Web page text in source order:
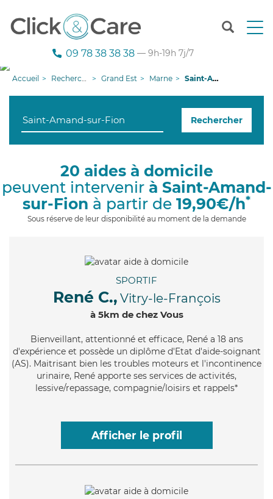
T
n
g
i
09 78 38 38 38 — 9h-19h 7j/7
Accueil Recherche aide à domicile Grand Est Marne Saint-Amand-sur-Fion
Rechercher
20 aides à domicile
peuvent intervenir à Saint-Amand-
sur-Fion à partir de 19,90€/h*
Sous réserve de leur disponibilité au moment de la demande
SPORTIF
René C., Vitry-le-François
à 5km de chez Vous
Bienveillant, attentionné et efficace, René a 18 ans
d'expérience et possède un diplôme d'Etat d'aide-soignant
(AS). Maitrisant bien les troubles moteurs et l'incontinence
urinaire, René apporte ses services de activités,
lessive/repassage, compagnie/loisirs et rappels*
Afficher le profil